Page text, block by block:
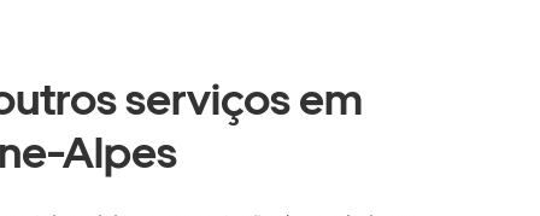
serviços em
Alpes